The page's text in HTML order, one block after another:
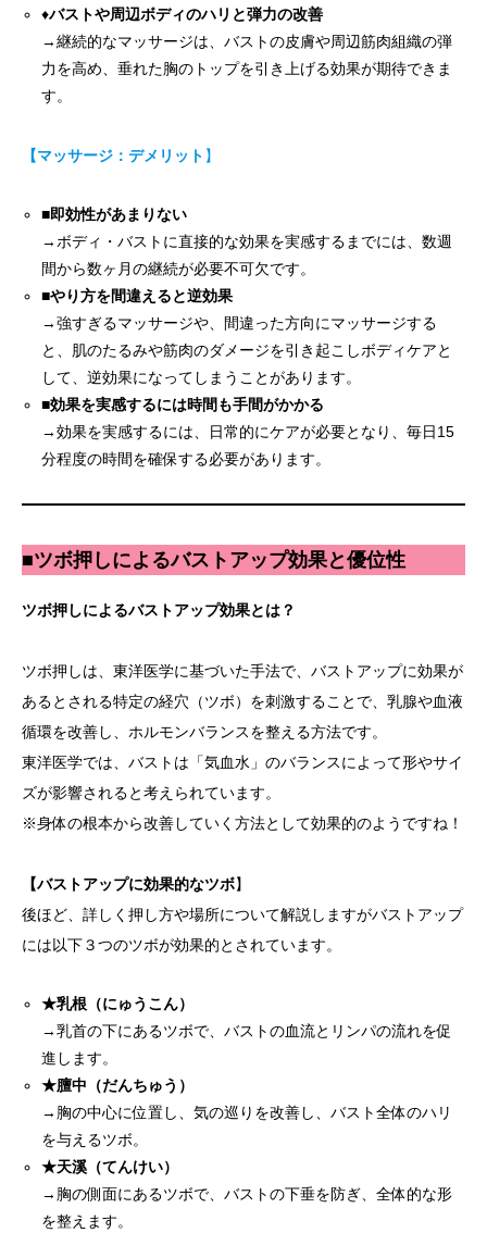
♦バストや周辺ボディのハリと弾力の改善
→継続的なマッサージは、バストの皮膚や周辺筋肉組織の弾
力を高め、垂れた胸のトップを引き上げる効果が期待できま
す。
【マッサージ：デメリット 】
■即効性があまりない
→ボディ・バストに直接的な効果を実感するまでには、数週
間から数ヶ月の継続が必要不可欠です。
■やり方を間違えると逆効果
→強すぎるマッサージや、間違った方向にマッサージする
と、肌のたるみや筋肉のダメージを引き起こしボディケアと
して、逆効果になってしまうことがあります。
■効果を実感するには時間も手間がかかる
→効果を実感するには、日常的にケアが必要となり、毎日15
分程度の時間を確保する必要があります。
■ツボ押しによるバストアップ効果と優位性
ツボ押しによるバストアップ効果とは？
ツボ押しは、東洋医学に基づいた手法で、バストアップに効果が
あるとされる特定の経穴（ツボ）を刺激することで、乳腺や血液
循環を改善し、ホルモンバランスを整える方法です。
東洋医学では、バストは「気血水」のバランスによって形やサイ
ズが影響されると考えられています。
※身体の根本から改善していく方法として効果的のようですね！
【バストアップに効果的なツボ】
後ほど、詳しく押し方や場所について解説しますがバストアップ
には以下３つのツボが効果的とされています。
★乳根（にゅうこん）
→乳首の下にあるツボで、バストの血流とリンパの流れを促
進します。
★膻中（だんちゅう）
→胸の中心に位置し、気の巡りを改善し、バスト全体のハリ
を与えるツボ。
★天溪（てんけい）
→胸の側面にあるツボで、バストの下垂を防ぎ、全体的な形
を整えます。